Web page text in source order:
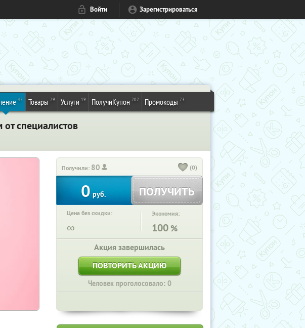
Войти Зарегистрироваться
47 Товары 29 Услуги 19 ПолучиКупон 202 Промокоды 73
специалистов
Получили: 80 (0)
0 руб. ПОЛУЧИТЬ
Цена без скидки:
∞
Экономия:
100 %
Акция завершилась
ПОВТОРИТЬ АКЦИЮ
Человек проголосовало: 0